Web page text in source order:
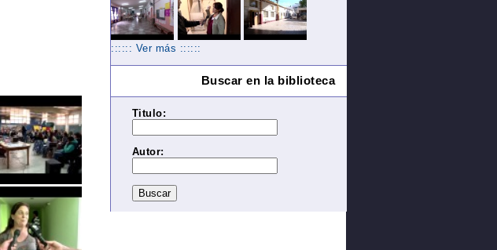
:::::: Ver más ::::::
Buscar en la biblioteca
Titulo:
Autor: